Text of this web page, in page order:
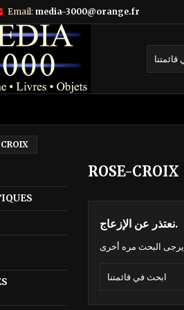
Email: media-3000@orange.fr
ROSE-CROIX
نعتذر عن الإزعاج.
يرجى البحث مره أخرى